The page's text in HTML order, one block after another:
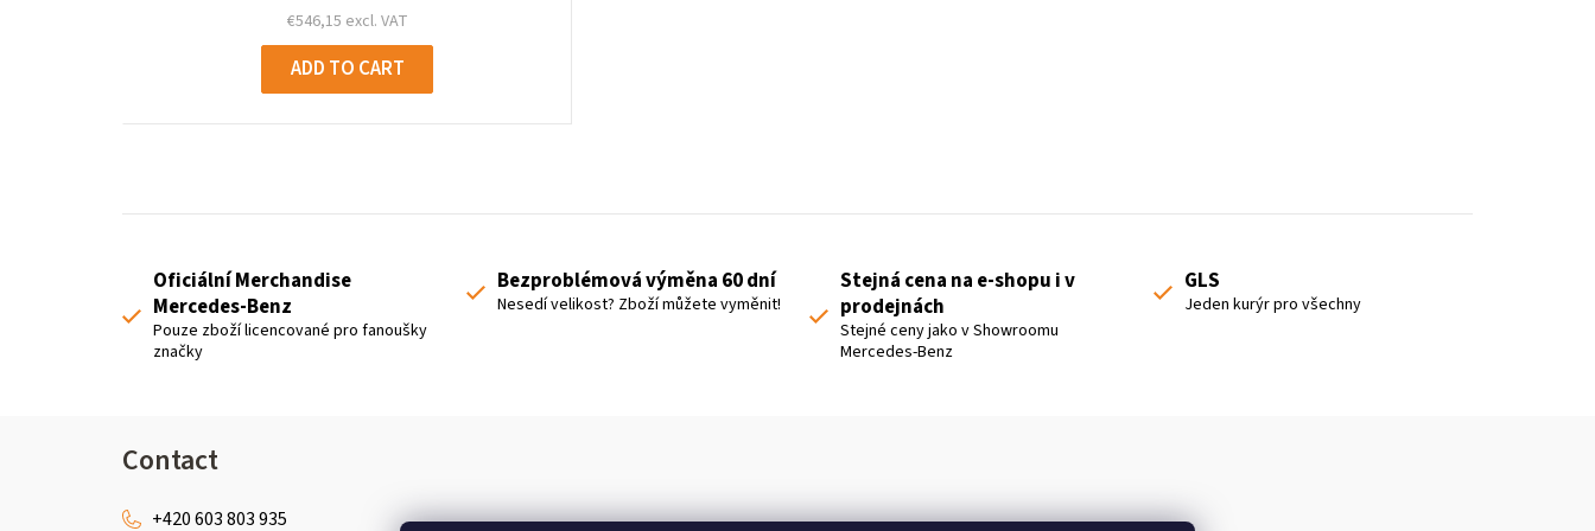
€546,15 excl. VAT
ADD TO CART
n
t
Oficiální Merchandise
Mercedes-Benz
Pouze zboží licencované pro fanoušky
značky
Bezproblémová výměna 60 dní
Nesedí velikost? Zboží můžete vyměnit!
Stejná cena na e-shopu i v
prodejnách
Stejné ceny jako v Showroomu
Mercedes-Benz
GLS
Jeden kurýr pro všechny
Contact
+420 603 803 935